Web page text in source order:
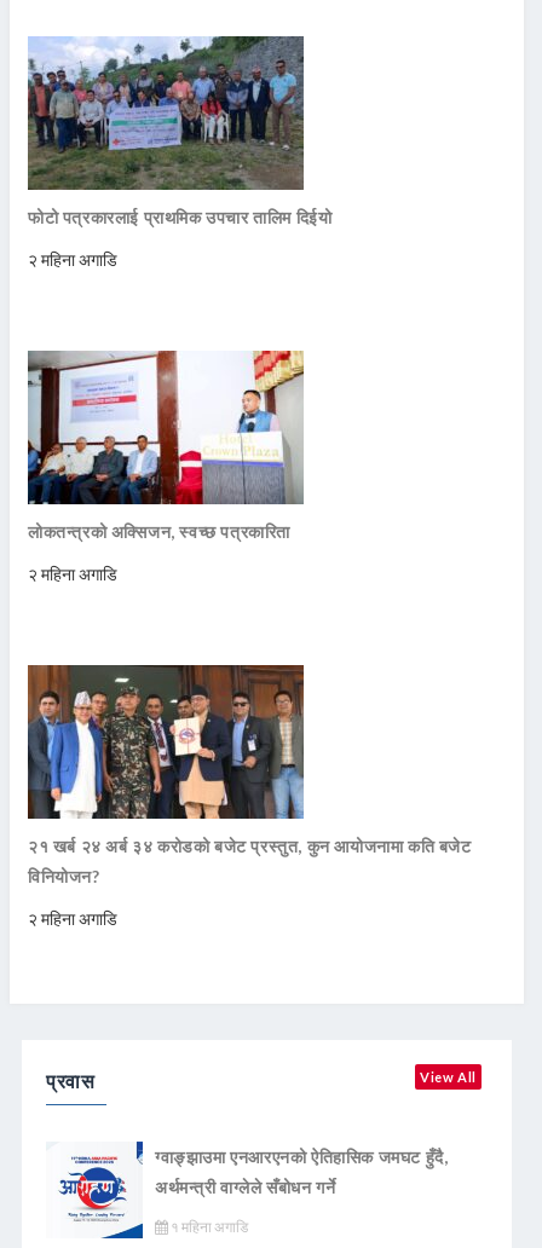
फोटो पत्रकारलाई प्राथमिक उपचार तालिम दिईयो
२ महिना अगाडि
लोकतन्त्रको अक्सिजन, स्वच्छ पत्रकारिता
२ महिना अगाडि
२१ खर्ब २४ अर्ब ३४ करोडको बजेट प्रस्तुत, कुन आयोजनामा कति बजेट
विनियोजन?
२ महिना अगाडि
प्रवास View All
ग्वाङ्झाउमा एनआरएनको ऐतिहासिक जमघट हुँदै,
अर्थमन्त्री वाग्लेले सँबोधन गर्ने
१ महिना अगाडि